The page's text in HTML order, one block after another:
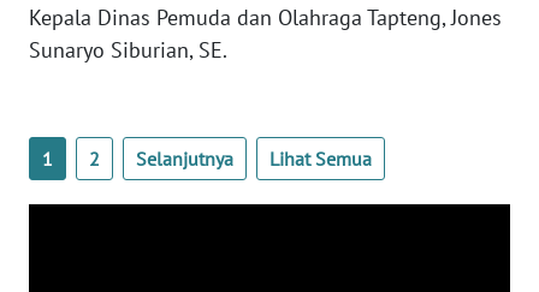
Kepala Dinas Pemuda dan Olahraga Tapteng, Jones
Sunaryo Siburian, SE.
1 2 Selanjutnya Lihat Semua
WN
BALI
KALBAR
WN